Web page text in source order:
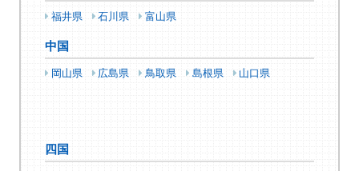
福井県 石川県 富山県
中国
岡山県 広島県 鳥取県 島根県 山口県
四国